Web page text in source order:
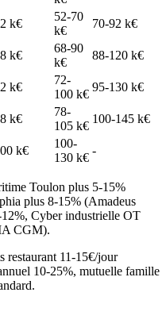
k€
52-70
k€
70-92 k€
k€
68-90
k€
88-120 k€
k€
72-
100 k€
95-130 k€
k€
78-
105 k€
100-145 k€
k€
100-
130 k€
-
Toulon plus 5-15%
plus 8-15% (Amadeus
Cyber industrielle OT
CGM).
restaurant 11-15€/jour
10-25%, mutuelle famille